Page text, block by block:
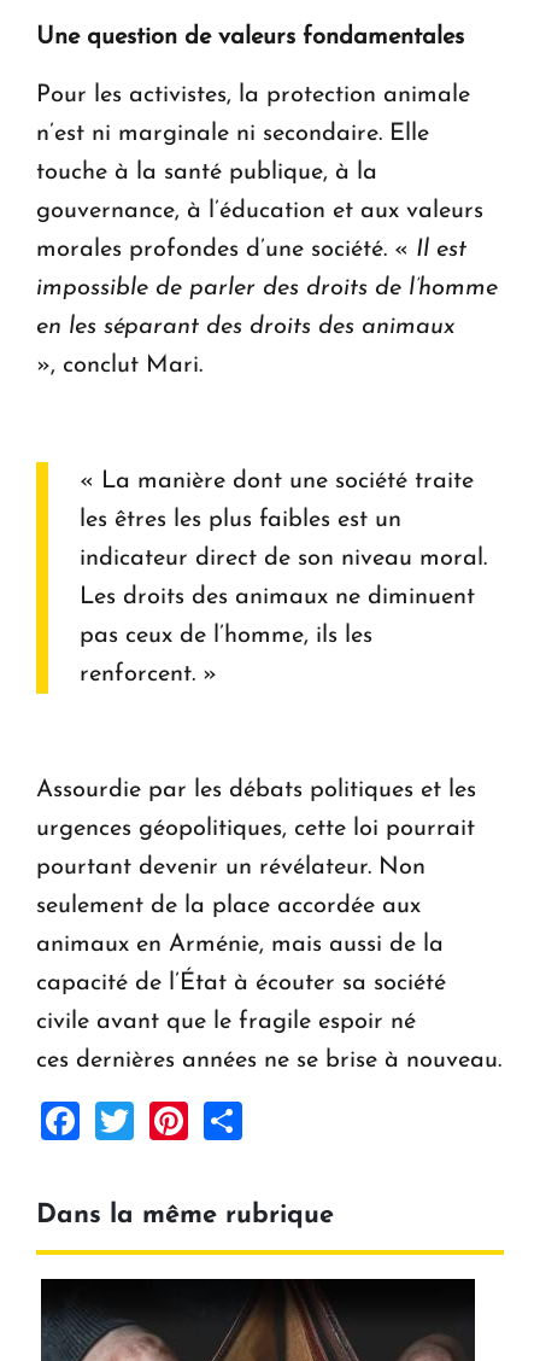
Une question de valeurs fondamentales
Pour les activistes, la protection animale
n’est ni marginale ni secondaire. Elle
touche à la santé publique, à la
gouvernance, à l’éducation et aux valeurs
morales profondes d’une société. « Il est
impossible de parler des droits de l’homme
en les séparant des droits des animaux
», conclut Mari.
« La manière dont une société traite
les êtres les plus faibles est un
indicateur direct de son niveau moral.
Les droits des animaux ne diminuent
pas ceux de l’homme, ils les
renforcent. »
Assourdie par les débats politiques et les
urgences géopolitiques, cette loi pourrait
pourtant devenir un révélateur. Non
seulement de la place accordée aux
animaux en Arménie, mais aussi de la
capacité de l’État à écouter sa société
civile avant que le fragile espoir né
ces dernières années ne se brise à nouveau.
Facebook
TwitterPinterest
Dans la même rubrique